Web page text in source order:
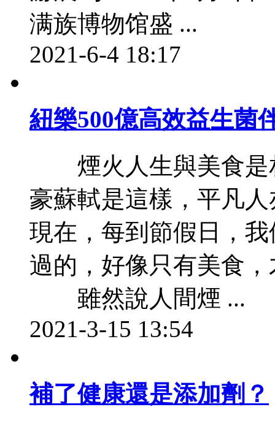
满族博物馆盛 ...
2021-6-4 18:17
紐樂500億高效益生菌
煙火人生與美食是
豪蘇軾是這樣，平凡
現在，每到節假日，
過的，好像只有美食
雖然說人間煙 ...
2021-3-15 13:54
補了健康還是添加劑？